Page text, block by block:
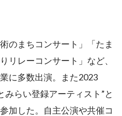
のまちコンサート」「たま
リレーコンサート」など、
に多数出演。また2023
みらい登録アーティスト”と
加した。自主公演や共催コ